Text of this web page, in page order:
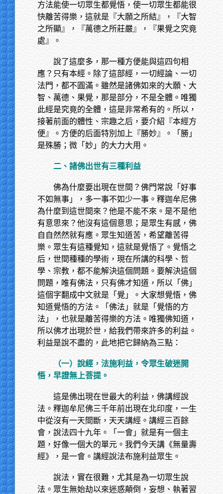
方法能使一切眾生都覺悟，使一切眾生都能很
快離苦得樂，這就是『大願之所結』，『大智
之所顯』，『萬德之所莊嚴』，『果覺之究竟
處』。
說了這麼多，那一種方便能與這四句相
應？只有本經。除了這部經，一切經論、一切
法門，都不圓滿。雖然是諸佛如來的大願、大
智、萬德、果覺，那是部分，不是全體。唯獨
此經是究竟的全體，這是非常希有的。所以，
接著前面的體性、宗趣之后，要介紹『本經方
便』。方便的后面特別加上『勝妙』。「勝」
是殊勝；微「妙」的大力大用。
二、諸佛出世有三種利益
佛為什麼要出現在世間？佛門常說「好事
不如無事」，多一事不如少一事。釋迦牟尼佛
為什麼到這世間來？他是不能不來。是不是他
有意思來？他沒有這個意思；是眾生有感，佛
自自然然就有應。眾生知道苦，希望離苦得
樂。眾生有這種覺知，這就是覺悟了。覺悟之
后，世間種種的學術，現在所講的科學、哲
學、宗教，都不能解決這個問題。要解決這個
問題，唯有佛法，只有佛才知道，所以「佛」
這個字翻成中文就是「覺」。大家想覺悟，佛
知道覺悟的方法。「佛法」就是「覺悟的方
法」，也就是離苦得樂的方法。唯獨佛知道，
所以佛才出現於世，給我們帶來許多的利益。
利益是說不盡的，此地把它歸納為三點：
（一）說經，法施利益，令眾生破迷開
悟，早證無上菩提。
這是佛出現在世最大的利益，佛講經說
法。釋迦牟尼佛三千年前出現在北印度，一生
中從沒有一天間斷，天天講經。講經三百餘
會，說法四十九年。「一會」就是有一個主
題，好像一個大的單元。我們今天講《無量壽
經》，是一會。講經說法布施利益眾生。
說法，實在很難，尤其是為一切眾生說
法。眾生無始劫以來迷惑顛倒，妄想、執著習